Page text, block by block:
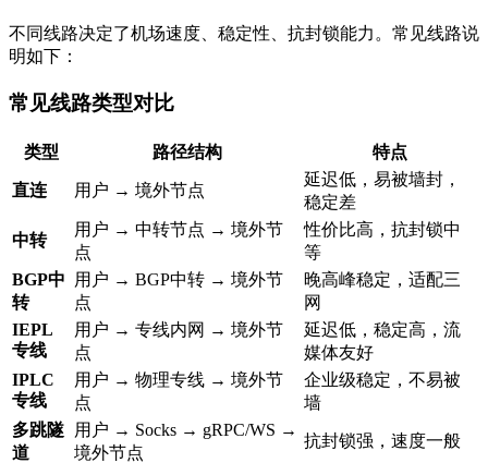
不同线路决定了机场速度、稳定性、抗封锁能力。常见线路说
明如下：
常见线路类型对比
类型 路径结构 特点
直连 用户 → 境外节点
延迟低，易被墙封，
稳定差
中转
用户 → 中转节点 → 境外节
点
性价比高，抗封锁中
等
BGP中
转
用户 → BGP中转 → 境外节
点
晚高峰稳定，适配三
网
IEPL
专线
用户 → 专线内网 → 境外节
点
延迟低，稳定高，流
媒体友好
IPLC
专线
用户 → 物理专线 → 境外节
点
企业级稳定，不易被
墙
多跳隧
道
用户 → Socks → gRPC/WS →
境外节点
抗封锁强，速度一般